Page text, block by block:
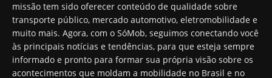
missão tem sido oferecer conteúdo de qualidade sobre
transporte público, mercado automotivo, eletromobilidade e
muito mais. Agora, com o SóMob, seguimos conectando você
às principais notícias e tendências, para que esteja sempre
informado e pronto para formar sua própria visão sobre os
acontecimentos que moldam a mobilidade no Brasil e no